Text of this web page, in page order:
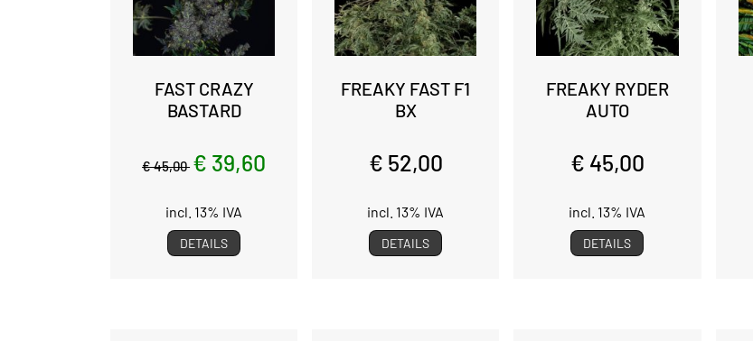
FAST CRAZY
BASTARD
€ 45,00 € 39,60
incl. 13% IVA
DETAILS
FREAKY FAST F1
BX
€ 52,00
incl. 13% IVA
DETAILS
FREAKY RYDER
AUTO
€ 45,00
incl. 13% IVA
DETAILS